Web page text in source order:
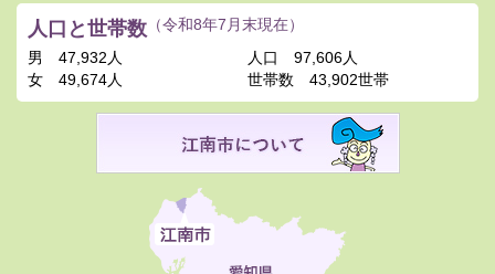
人口と世帯数 （令和8年7月末現在）
男
47,932人
女
49,674人
人口
97,606人
世帯数
43,902世帯